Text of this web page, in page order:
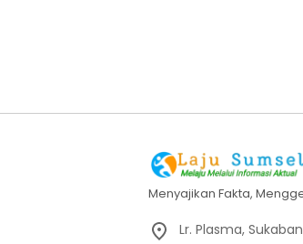
Menyajikan Fakta,
Lr. Plasma,